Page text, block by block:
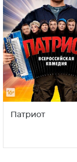
Факты о
Премьера
2020 года.
кинокритики.